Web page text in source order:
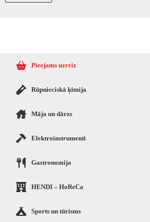
Pieejams uzreiz
Rūpnieciskā ķīmija
Māja un dārzs
Elektroinstrumenti
Gastronomija
HENDI – HoReCa
Sports un tūrisms